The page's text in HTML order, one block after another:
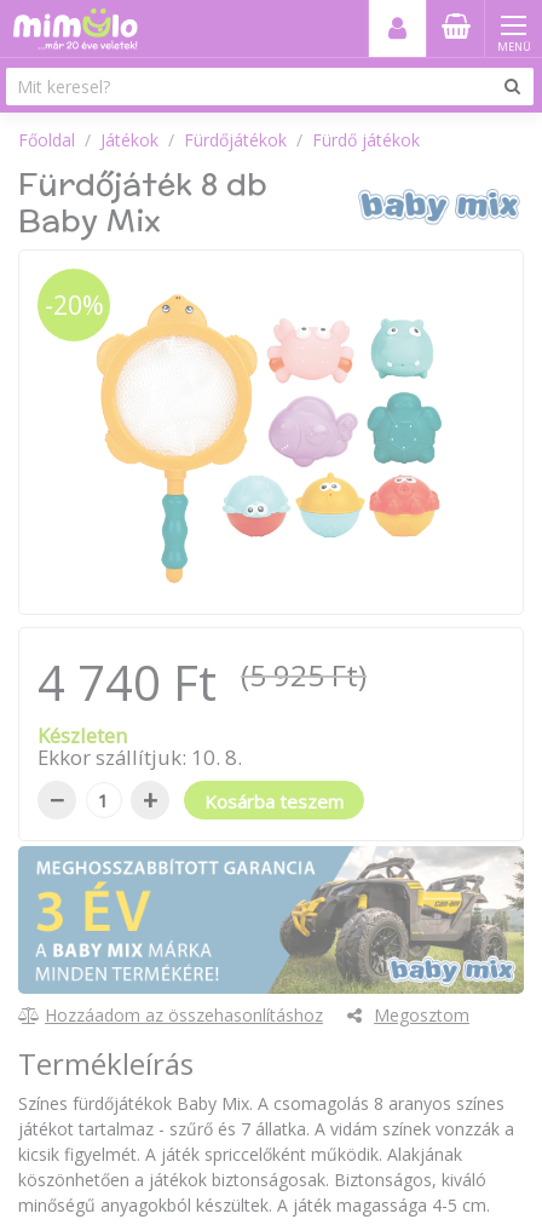
MENÜ
Főoldal Játékok Fürdőjátékok Fürdő játékok
Fürdőjáték 8 db
Baby Mix
-20%
4 740 Ft (5 925 Ft)
Készleten
Ekkor szállítjuk: 10. 8.
− + Kosárba teszem
Hozzáadom az összehasonlításhoz Megosztom
Termékleírás
Színes fürdőjátékok Baby Mix. A csomagolás 8 aranyos színes
játékot tartalmaz - szűrő és 7 állatka. A vidám színek vonzzák a
kicsik figyelmét. A játék spriccelőként működik. Alakjának
köszönhetően a játékok biztonságosak. Biztonságos, kiváló
minőségű anyagokból készültek. A játék magassága 4-5 cm.